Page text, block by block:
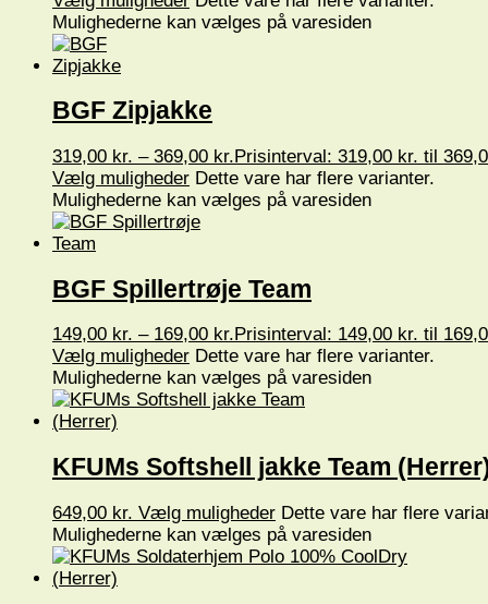
Mulighederne kan vælges på varesiden
BGF Zipjakke
319,00 kr. – 369,00 kr.Prisinterval: 319,00 kr. til
Vælg muligheder Dette vare har flere varianter.
Mulighederne kan vælges på varesiden
BGF Spillertrøje Team
149,00 kr. – 169,00 kr. Prisinterval: 149,00 kr. til
Vælg muligheder Dette vare har flere varianter.
Mulighederne kan vælges på varesiden
KFUMs Softshell jakke Team
649,00 kr. Vælg muligheder Dette vare har flere
Mulighederne kan vælges på varesiden